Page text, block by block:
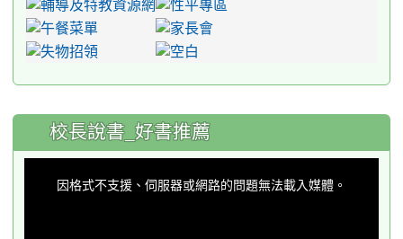
:::
校長說書_好書推薦
因格式不支援、伺服器或網路的問題無法載入媒體。